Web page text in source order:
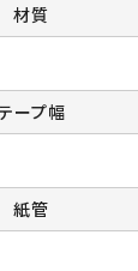
材質
ープ幅
紙管